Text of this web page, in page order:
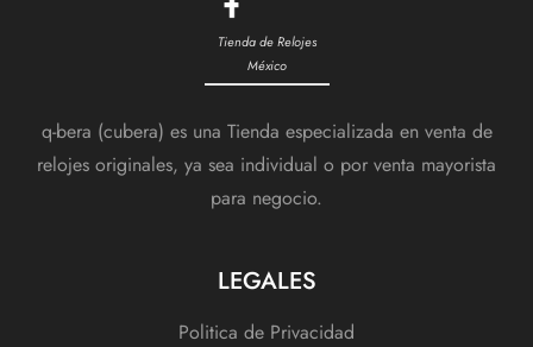
Tienda de Relojes
México
q-bera (cubera) es una Tienda especializada en venta de
relojes originales, ya sea individual o por venta mayorista
para negocio.
LEGALES
Politica de Privacidad